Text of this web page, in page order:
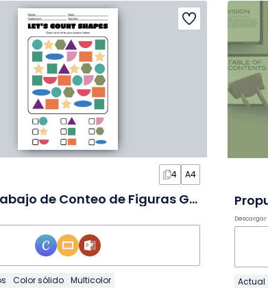
4 A4
Hoja de Trabajo de Conteo de Figuras Geométricas
Color sólido Multicolor
Descargar
Actual